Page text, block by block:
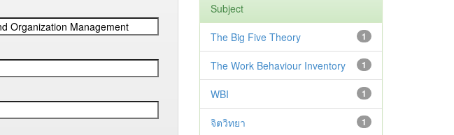
Subject
1
The Big Five Theory
1
The Work Behaviour Inventory
1
WBI
1
จิตวิทยา